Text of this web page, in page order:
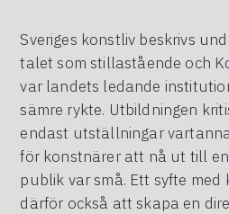
Sveriges konstliv beskrivs
talet som stillastående och
var landets ledande
sämre rykte. Utbildningen
endast utställningar
för konstnärer att nå ut till
publik var små. Ett syfte
därför också att skapa en